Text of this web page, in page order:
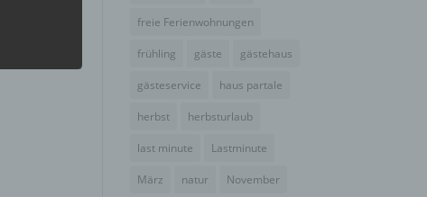
freie Ferienwohnungen
frühling gäste gästehaus
gästeservice haus partale
herbst herbsturlaub
last minute Lastminute
März natur November